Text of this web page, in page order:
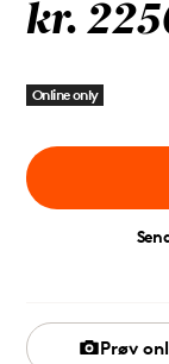
kr.
Online only
Prøv